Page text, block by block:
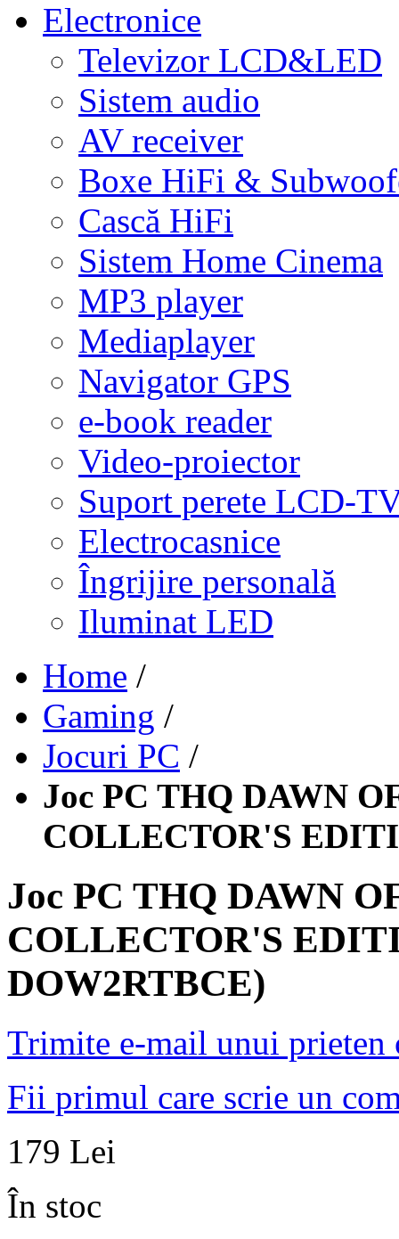
Electronice
Televizor LCD&LED
Sistem audio
AV receiver
Boxe HiFi &
Cască HiFi
Sistem Home Cinema
MP3 player
Mediaplayer
Navigator GPS
e-book reader
Video-proiector
Suport perete LCD-
Electrocasnice
Îngrijire personală
Iluminat LED
Home /
Gaming /
Jocuri PC /
Joc PC THQ DAWN
COLLECTOR'S
Joc PC THQ DAWN
COLLECTOR'S
DOW2RTBCE)
Trimite e-mail unui prieten
Fii primul care scrie un
179 Lei
În stoc